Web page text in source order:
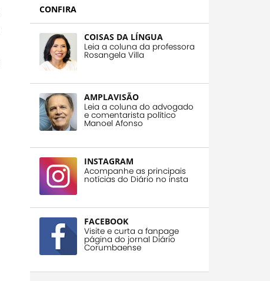
CONFIRA
COISAS DA LÍNGUA
Leia a coluna da professora
Rosangela Villa
AMPLAVISÃO
Leia a coluna do advogado
e comentarista político
Manoel Afonso
INSTAGRAM
Acompanhe as principais
notícias do Diário no insta
FACEBOOK
Visite e curta a fanpage
página do jornal Diário
Corumbaense